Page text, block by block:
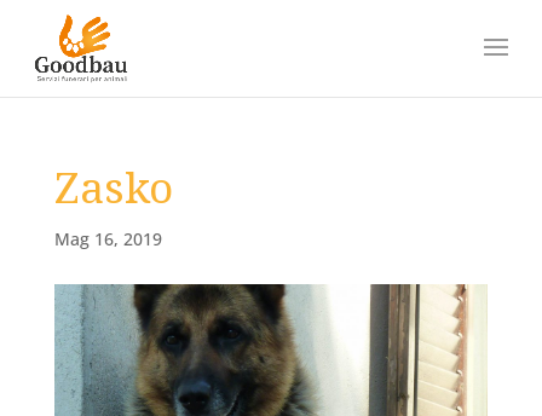
Zasko
Mag 16, 2019